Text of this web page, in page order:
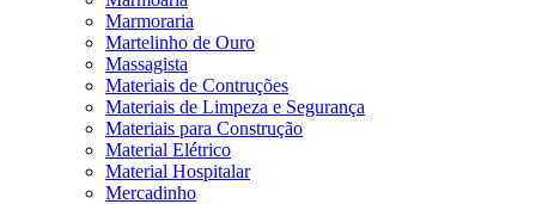
Marmoraria
Martelinho de Ouro
Massagista
Materiais de Contruções
Materiais de Limpeza e Segurança
Materiais para Construção
Material Elétrico
Material Hospitalar
Mercadinho